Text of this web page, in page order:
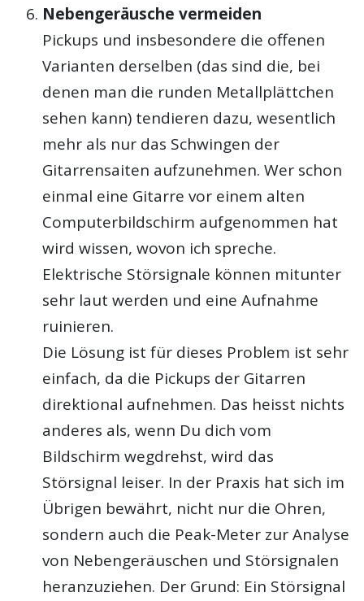
Nebengeräusche vermeiden
Pickups und insbesondere die offenen
Varianten derselben (das sind die, bei
denen man die runden Metallplättchen
sehen kann) tendieren dazu, wesentlich
mehr als nur das Schwingen der
Gitarrensaiten aufzunehmen. Wer schon
einmal eine Gitarre vor einem alten
Computerbildschirm aufgenommen hat
wird wissen, wovon ich spreche.
Elektrische Störsignale können mitunter
sehr laut werden und eine Aufnahme
ruinieren.
Die Lösung ist für dieses Problem ist sehr
einfach, da die Pickups der Gitarren
direktional aufnehmen. Das heisst nichts
anderes als, wenn Du dich vom
Bildschirm wegdrehst, wird das
Störsignal leiser. In der Praxis hat sich im
Übrigen bewährt, nicht nur die Ohren,
sondern auch die Peak-Meter zur Analyse
von Nebengeräuschen und Störsignalen
heranzuziehen. Der Grund: Ein Störsignal